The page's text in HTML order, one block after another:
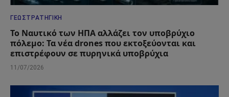
ΓΕΩΣΤΡΑΤΗΓΙΚΉ
Το Ναυτικό των ΗΠΑ αλλάζει τον υποβρύχιο
πόλεμο: Τα νέα drones που εκτοξεύονται και
επιστρέφουν σε πυρηνικά υποβρύχια
11/07/2026